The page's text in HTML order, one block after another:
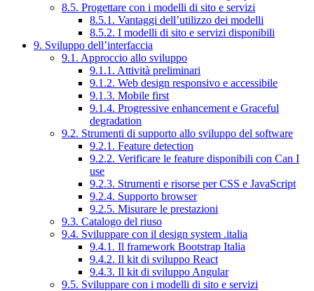
8.5. Progettare con i modelli di sito e servizi
8.5.1. Vantaggi dell’utilizzo dei modelli
8.5.2. I modelli di sito e servizi disponibili
9. Sviluppo dell’interfaccia
9.1. Approccio allo sviluppo
9.1.1. Attività preliminari
9.1.2. Web design responsivo e accessibile
9.1.3. Mobile first
9.1.4. Progressive enhancement e Graceful
degradation
9.2. Strumenti di supporto allo sviluppo del software
9.2.1. Feature detection
9.2.2. Verificare le feature disponibili con Can I
use
9.2.3. Strumenti e risorse per CSS e JavaScript
9.2.4. Supporto browser
9.2.5. Misurare le prestazioni
9.3. Catalogo del riuso
9.4. Sviluppare con il design system .italia
9.4.1. Il framework Bootstrap Italia
9.4.2. Il kit di sviluppo React
9.4.3. Il kit di sviluppo Angular
9.5. Sviluppare con i modelli di sito e servizi